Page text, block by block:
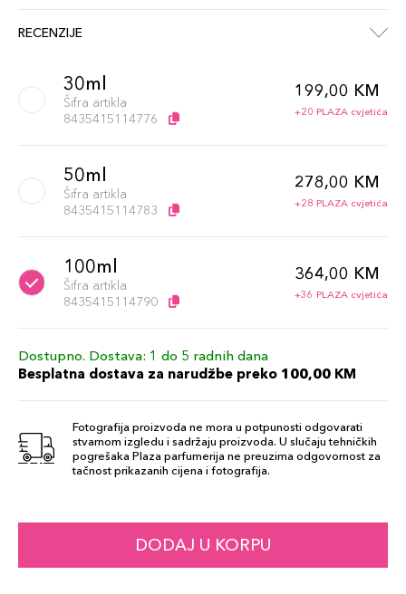
RECENZIJE
30ml
Šifra artikla
8435415114776
199,00 KM
+20 PLAZA cvjetića
50ml
Šifra artikla
8435415114783
278,00 KM
+28 PLAZA cvjetića
100ml
Šifra artikla
8435415114790
364,00 KM
+36 PLAZA cvjetića
Dostupno. Dostava: 1 do 5 radnih dana
Besplatna dostava za narudžbe preko 100,00 KM
Fotografija proizvoda ne mora u potpunosti odgovarati
stvarnom izgledu i sadržaju proizvoda. U slučaju tehničkih
pogrešaka Plaza parfumerija ne preuzima odgovornost za
tačnost prikazanih cijena i fotografija.
DODAJ U KORPU